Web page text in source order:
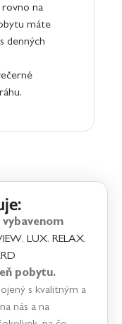
na
máte
denných
vybavenom
, LUX, RELAX,
pobytu.
s kvalitným a
nás a na